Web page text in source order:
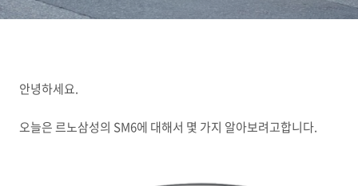
안녕하세요.
오늘은 르노삼성의 SM6에 대해서 몇 가지 알아보려고합니다.